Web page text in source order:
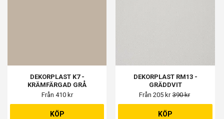
DEKORPLAST K7 -
KRÄMFÄRGAD GRÅ
Från 410 kr
KÖP
DEKORPLAST RM13 -
GRÄDDVIT
Från 205 kr 390 kr
KÖP